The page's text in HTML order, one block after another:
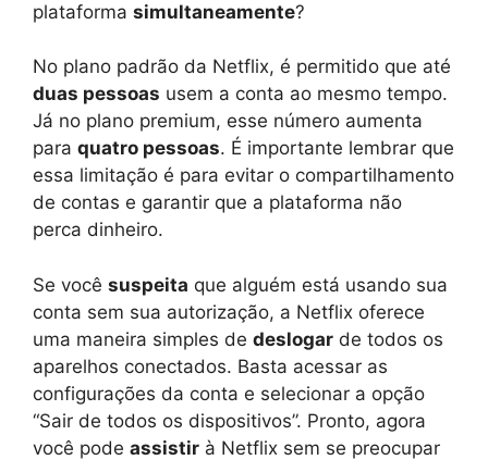
plataforma simultaneamente?
No plano padrão da Netflix, é permitido que até
duas pessoas usem a conta ao mesmo tempo.
Já no plano premium, esse número aumenta
para quatro pessoas. É importante lembrar que
essa limitação é para evitar o compartilhamento
de contas e garantir que a plataforma não
perca dinheiro.
Se você suspeita que alguém está usando sua
conta sem sua autorização, a Netflix oferece
uma maneira simples de deslogar de todos os
aparelhos conectados. Basta acessar as
configurações da conta e selecionar a opção
“Sair de todos os dispositivos”. Pronto, agora
você pode assistir à Netflix sem se preocupar